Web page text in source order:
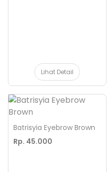
Lihat Detail
Batrisyia Eyebrow Brown
Rp. 45.000